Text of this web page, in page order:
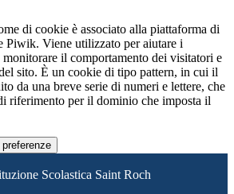
di cookie è associato alla piattaforma di
Piwik. Viene utilizzato per aiutare i
il comportamento dei visitatori e
sito. È un cookie di tipo pattern, in cui il
da una breve serie di numeri e lettere, che
riferimento per il dominio che imposta il
Scolastica Saint Roch